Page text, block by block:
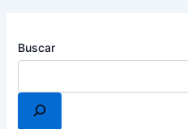
Buscar